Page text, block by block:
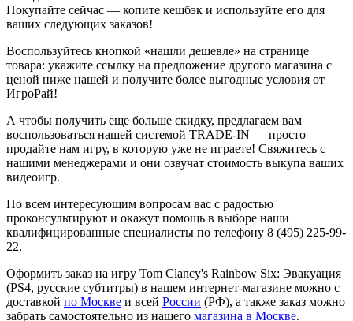
Покупайте сейчас — копите кешбэк и используйте его для
ваших следующих заказов!
Воспользуйтесь кнопкой «нашли дешевле» на странице
товара: укажите ссылку на предложение другого магазина с
ценой ниже нашей и получите более выгодные условия от
ИгроРай!
А чтобы получить еще больше скидку, предлагаем вам
воспользоваться нашей системой TRADE-IN — просто
продайте нам игру, в которую уже не играете! Свяжитесь с
нашими менеджерами и они озвучат стоимость выкупа ваших
видеоигр.
По всем интересующим вопросам вас с радостью
проконсультируют и окажут помощь в выборе наши
квалифицированные специалисты по телефону 8 (495) 225-99-
22.
Оформить заказ на игру Tom Clancy's Rainbow Six: Эвакуация
(PS4, русские субтитры) в нашем интернет-магазине можно с
доставкой по Москве и всей России (РФ), а также заказ можно
забрать самостоятельно из нашего магазина в Москве.